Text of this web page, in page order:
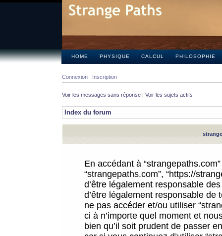
HOME PHYSIQUE CALCUL PHILOSOPHIE
Connexion Inscription
Voir les messages sans réponse | Voir les sujets actifs
Index du forum
En accédant à
“strangepaths.com”, “https://
d’être légalement responsable
d’être légalement responsable
ne pas accéder et/ou utiliser
ci à n’importe quel moment et
bien qu’il soit prudent de passer